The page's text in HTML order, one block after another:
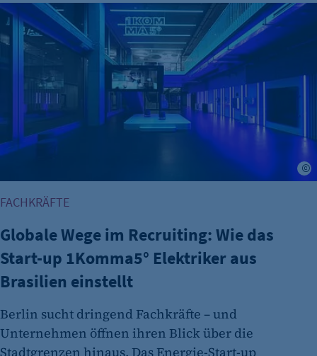
Cookie Laufzeit:
2 Jahre
etracker Analytics
Name:
et_allow_cookies
Anbieter:
etracker GmbH
Es erlaubt eTracker Cookies zu setzen.
Cookie Laufzeit:
480 Tage
etracker Analytics
Name:
Anbieter:
etracker GmbH
Globale Wege im Recruiting: Wie das Start-up 1Komma5°
FACHKRÄFTE
Globale Wege im Recruiting: Wie das
Start-up 1Komma5° Elektriker aus
Brasilien einstellt
Berlin sucht dringend Fachkräfte – und
Unternehmen öffnen ihren Blick über die
Stadtgrenzen hinaus. Das Energie-Start-up